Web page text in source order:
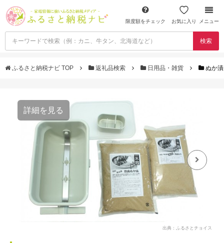
限度額をチェック お気に入り メニュー
検索
ふるさと納税ナビ TOP 返礼品検索 日用品・雑貨 ぬか
詳細を見る
出典：ふるさとチョイス